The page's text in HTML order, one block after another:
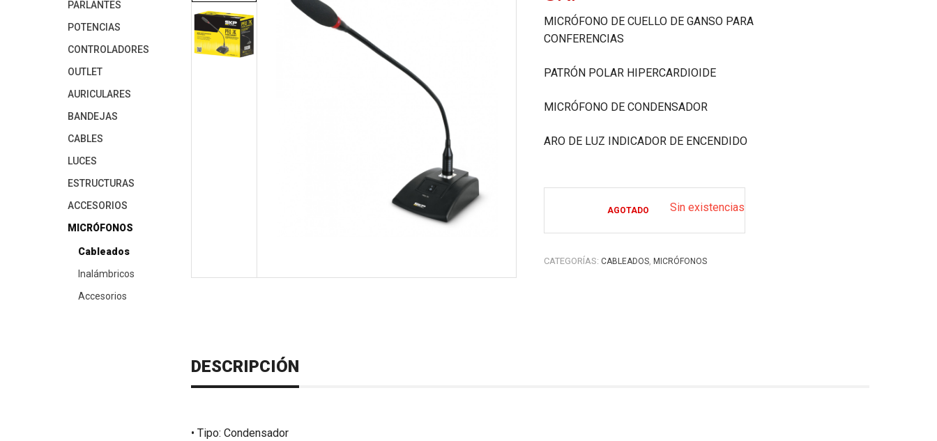
MICRÓFONO DE CUELLO DE GANSO PARA
CONFERENCIAS
PATRÓN POLAR HIPERCARDIOIDE
MICRÓFONO DE CONDENSADOR
ARO DE LUZ INDICADOR DE ENCENDIDO
AGOTADO Sin existencias
CATEGORÍAS: CABLEADOS, MICRÓFONOS
DESCRIPCIÓN
• Tipo: Condensador
PARLANTES
POTENCIAS
CONTROLADORES
OUTLET
AURICULARES
BANDEJAS
CABLES
LUCES
ESTRUCTURAS
ACCESORIOS
MICRÓFONOS
Cableados
Inalámbricos
Accesorios